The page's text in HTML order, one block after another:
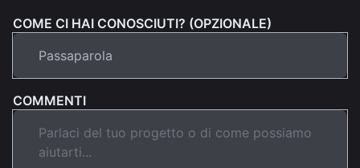
COME CI HAI CONOSCIUTI? (OPZIONALE)
COMMENTI